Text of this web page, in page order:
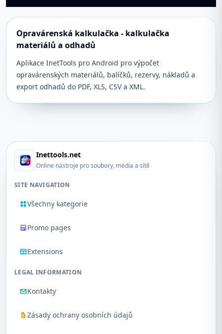
Opravárenská kalkulačka - kalkulačka
materiálů a odhadů
Aplikace InetTools pro Android pro výpočet
opravárenských materiálů, balíčků, rezervy, nákladů a
export odhadů do PDF, XLS, CSV a XML.
Inettools.net
Online nástroje pro soubory, média a sítě
SITE NAVIGATION
Všechny kategorie
Promo pages
Extensions
LEGAL INFORMATION
Kontakty
Zásady ochrany osobních údajů